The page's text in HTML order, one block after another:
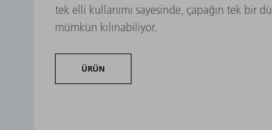
tek elli kullanımı sayesinde, çapağın tek bir
mümkün kılınabiliyor.
ÜRÜN